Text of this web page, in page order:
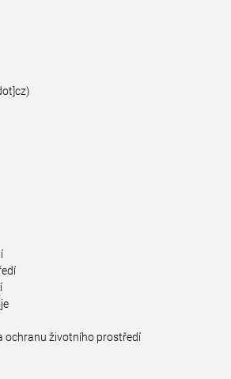
ochranu životního prostředí